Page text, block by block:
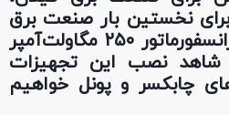
نخستین بار صنعت برق
گیلان به ۴ دستگاه ترانسفورماتور ۲۵۰ مگاولت‌آمپر
نصب این تجهیزات
چابکسر و پونل خواهیم